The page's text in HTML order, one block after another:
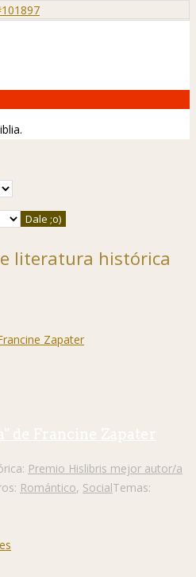
literatura histórica
de Francine Zapater
Premio Hislibris mejor autor/a
Romántico, SocialTemas: